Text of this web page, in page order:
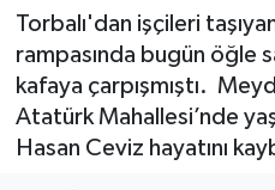
Torbalı'dan işçileri
rampasında bugün öğle
kafaya çarpışmıştı.
Atatürk Mahallesi’nde
Hasan Ceviz hayatını
Süper Lig Puan
Tüm Manşetler